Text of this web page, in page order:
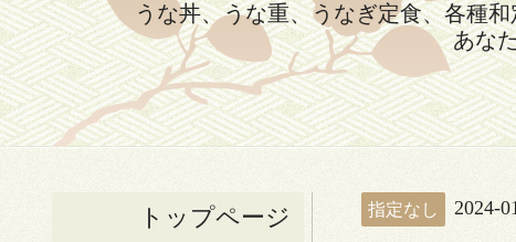
うな丼、うな重、うなぎ定食、各種
あな
トップページ 指定なし 2024-